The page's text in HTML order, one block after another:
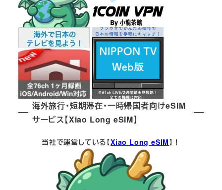
海外旅行・短期滞在・一時帰国者向けeSIM
サービス【Xiao Long eSIM】
当社で運営している【Xiao Long eSIM】！